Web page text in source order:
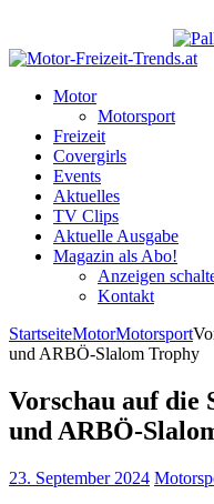
Motor
Motorsport
Freizeit
Covergirls
Events
Aktuelles
TV Clips
Aktuelle Ausgabe
Magazin als Abo!
Anzeigen
Kontakt
StartseiteMotorMotorsport
und ARBÖ-Slalom Trophy
Vorschau auf die
und ARBÖ-
23. September 2024